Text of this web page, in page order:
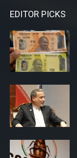
EDITOR PICKS